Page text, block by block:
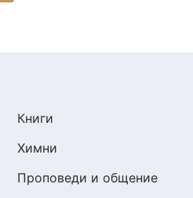
Книги
Химни
Проповеди и общение